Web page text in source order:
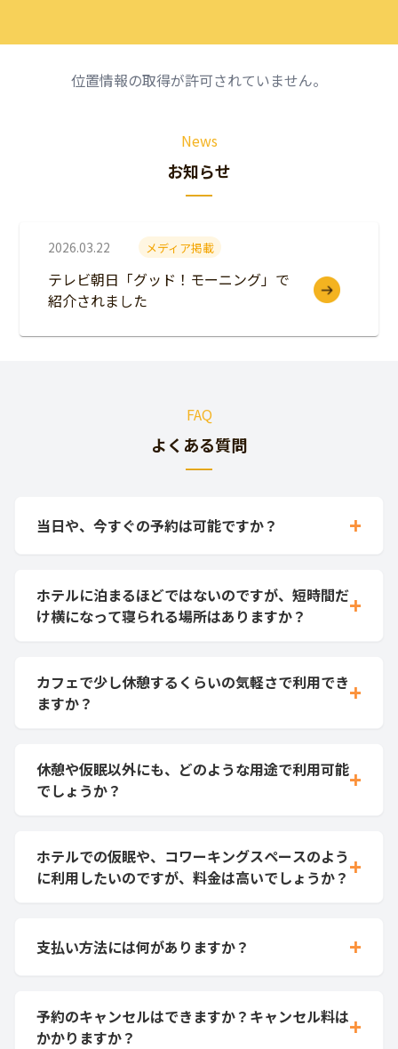
位置情報の取得が許可されていません。
News
お知らせ
2026.03.22 メディア掲載
テレビ朝日「グッド！モーニング」で
紹介されました
FAQ
よくある質問
当日や、今すぐの予約は可能ですか？ +
ホテルに泊まるほどではないのですが、短時間だ
け横になって寝られる場所はありますか？
+
カフェで少し休憩するくらいの気軽さで利用でき
ますか？
+
休憩や仮眠以外にも、どのような用途で利用可能
でしょうか？
+
ホテルでの仮眠や、コワーキングスペースのよう
に利用したいのですが、料金は高いでしょうか？ +
支払い方法には何がありますか？ +
予約のキャンセルはできますか？キャンセル料は
かかりますか？
+